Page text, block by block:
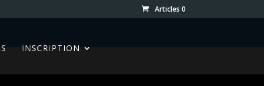
Articles 0
INSCRIPTION